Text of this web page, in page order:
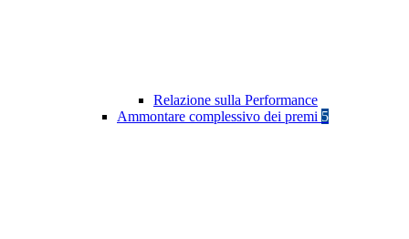
Relazione sulla Performance
Ammontare complessivo dei premi 5